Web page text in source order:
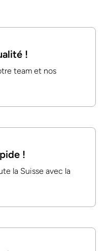
!
team et nos
!
la Suisse avec la